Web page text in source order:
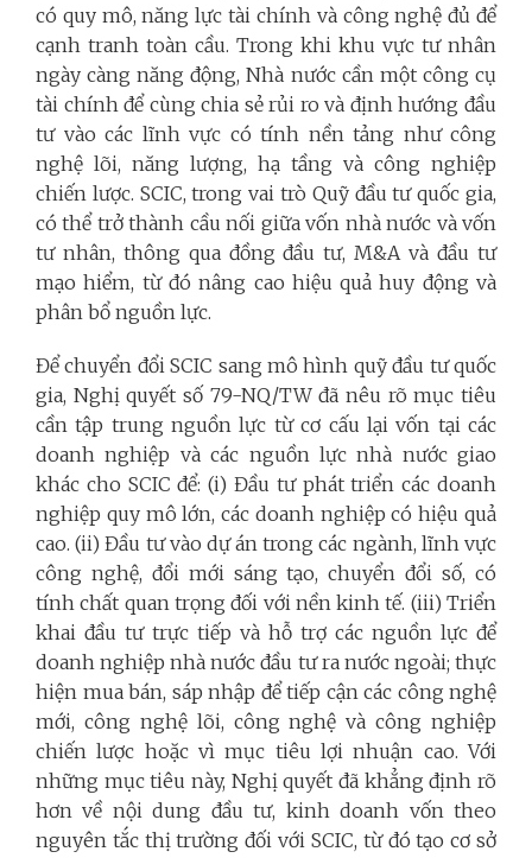
có quy mô, năng lực tài chính và công nghệ đủ để
cạnh tranh toàn cầu. Trong khi khu vực tư nhân
ngày càng năng động, Nhà nước cần một công cụ
tài chính để cùng chia sẻ rủi ro và định hướng đầu
tư vào các lĩnh vực có tính nền tảng như công
nghệ lõi, năng lượng, hạ tầng và công nghiệp
chiến lược. SCIC, trong vai trò Quỹ đầu tư quốc gia,
có thể trở thành cầu nối giữa vốn nhà nước và vốn
tư nhân, thông qua đồng đầu tư, M&A và đầu tư
mạo hiểm, từ đó nâng cao hiệu quả huy động và
phân bổ nguồn lực.
Để chuyển đổi SCIC sang mô hình quỹ đầu tư quốc
gia, Nghị quyết số 79-NQ/TW đã nêu rõ mục tiêu
cần tập trung nguồn lực từ cơ cấu lại vốn tại các
doanh nghiệp và các nguồn lực nhà nước giao
khác cho SCIC để: (i) Đầu tư phát triển các doanh
nghiệp quy mô lớn, các doanh nghiệp có hiệu quả
cao. (ii) Đầu tư vào dự án trong các ngành, lĩnh vực
công nghệ, đổi mới sáng tạo, chuyển đổi số, có
tính chất quan trọng đối với nền kinh tế. (iii) Triển
khai đầu tư trực tiếp và hỗ trợ các nguồn lực để
doanh nghiệp nhà nước đầu tư ra nước ngoài; thực
hiện mua bán, sáp nhập để tiếp cận các công nghệ
mới, công nghệ lõi, công nghệ và công nghiệp
chiến lược hoặc vì mục tiêu lợi nhuận cao. Với
những mục tiêu này, Nghị quyết đã khẳng định rõ
hơn về nội dung đầu tư, kinh doanh vốn theo
nguyên tắc thị trường đối với SCIC, từ đó tạo cơ sở